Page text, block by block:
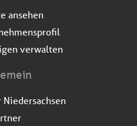
ansehen
verwalten
Niedersachsen